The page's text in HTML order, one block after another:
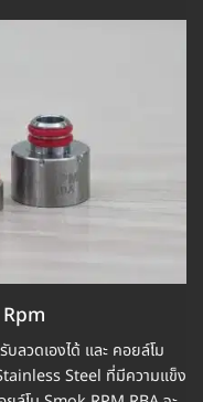
ลวดเองได้ และ คอยล์โม
Steel ที่มีความแข็ง